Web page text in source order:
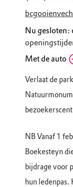
Nu gesloten:
Zaterdag
Donderdag
Vrijdag
Met de auto
Verlaat de
NB Vanaf 1
Boekesteyn
bijdrage voor
hun